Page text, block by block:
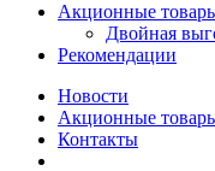
Акционные
Двойная
Рекомендации
Новости
Акционные
Контакты